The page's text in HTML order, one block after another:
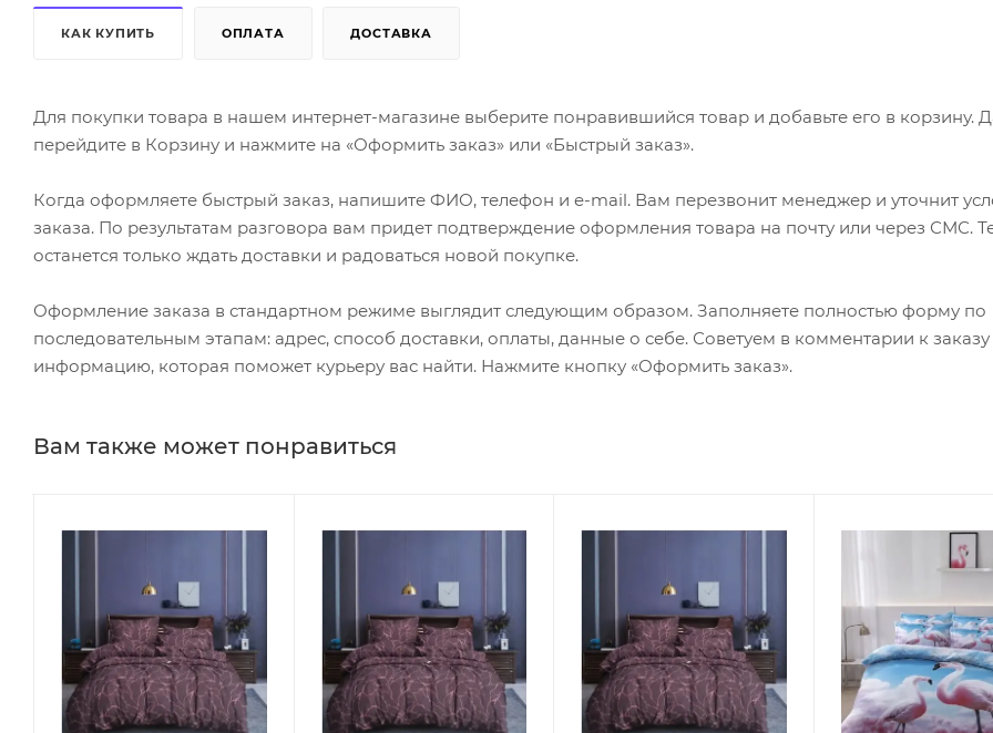
КАК КУПИТЬ ОПЛАТА ДОСТАВКА
Для покупки товара в нашем интернет-магазине выберите понравившийся товар и добавьте его в корзину.
перейдите в Корзину и нажмите на «Оформить заказ» или «Быстрый заказ».
Когда оформляете быстрый заказ, напишите ФИО, телефон и e-mail. Вам перезвонит менеджер и уточнит
заказа. По результатам разговора вам придет подтверждение оформления товара на почту или через СМС.
останется только ждать доставки и радоваться новой покупке.
Оформление заказа в стандартном режиме выглядит следующим образом. Заполняете полностью форму по
последовательным этапам: адрес, способ доставки, оплаты, данные о себе. Советуем в комментарии к заказу
информацию, которая поможет курьеру вас найти. Нажмите кнопку «Оформить заказ».
Вам также может понравиться